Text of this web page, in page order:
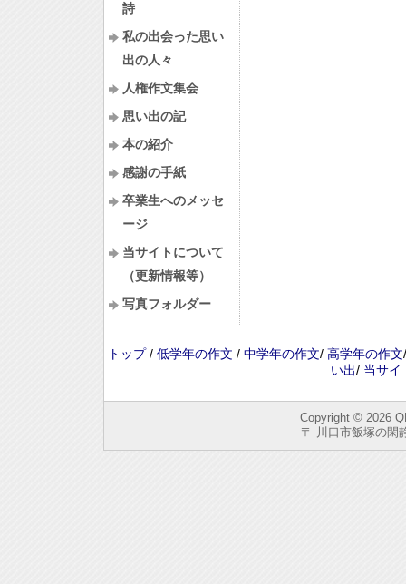
詩
私の出会った思い
出の人々
人権作文集会
思い出の記
本の紹介
感謝の手紙
卒業生へのメッセ
ージ
当サイトについて
（更新情報等）
写真フォルダー
トップ/ 低学年の作文 / 中学年の作文/ 高学年の作文
い出/ 当サイ
Copyright © 2026
〒 川口市飯塚の閑